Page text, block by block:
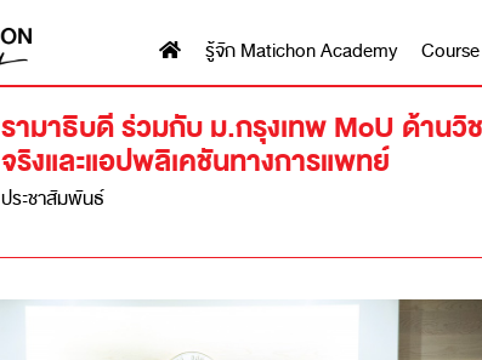
รู้จัก Matichon Academy
รามาธิบดี ร่วมกับ ม.กรุงเทพ MoU ด้าน
จริงและแอปพลิเคชันทางการแพทย์
ประชาสัมพันธ์